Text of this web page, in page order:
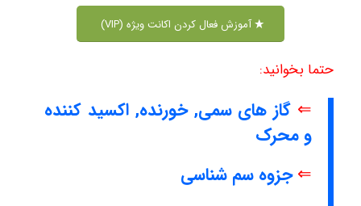
آموزش فعال کردن اکانت ویژه (VIP)
حتما بخوانید:
⇐ گاز های سمی, خورنده, اکسید کننده
و محرک
⇐جزوه سم شناسی